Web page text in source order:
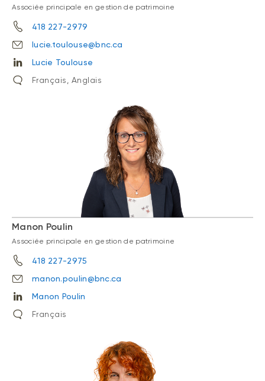
Associée principale en gestion de patrimoine
418 227-2979
lucie.toulouse@bnc.ca
Lucie Toulouse
Français, Anglais
Manon Poulin
Associée principale en gestion de patrimoine
418 227-2975
manon.poulin@bnc.ca
Manon Poulin
Français